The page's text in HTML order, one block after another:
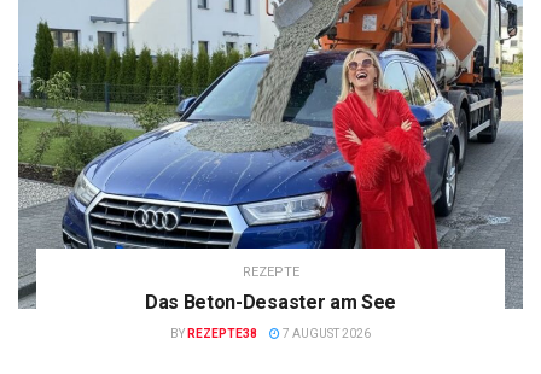
REZEPTE
Das Beton-Desaster am See
BY REZEPTE38 7 AUGUST 2026